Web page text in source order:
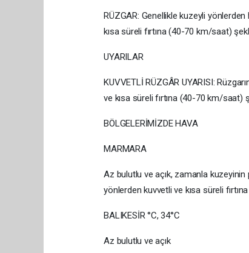
RÜZGAR: Genellikle kuzeyli
kısa süreli fırtına (40-70 km/saat)
UYARILAR
KUVVETLİ RÜZGÂR UYARISI:
ve kısa süreli fırtına (40-70 km/
BÖLGELERİMİZDE HAVA
MARMARA
Az bulutlu ve açık, zamanla
yönlerden kuvvetli ve kısa süreli
BALIKESİR °C, 34°C
Az bulutlu ve açık